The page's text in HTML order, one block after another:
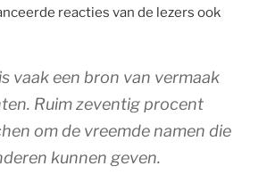
reacties van de lezers ook
vaak een bron van vermaak
Ruim zeventig procent
om de vreemde namen die
kunnen geven.